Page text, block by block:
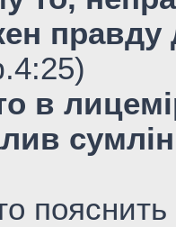
правду
в
пояснить